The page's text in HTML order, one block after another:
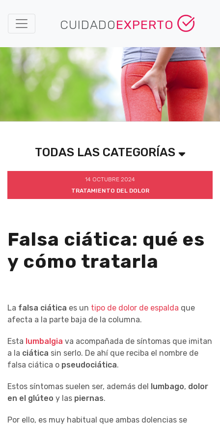
CUIDADOEXPERTO
TODAS LAS CATEGORÍAS
14 OCTUBRE 2024
TRATAMIENTO DEL DOLOR
Falsa ciática: qué es
y cómo tratarla
La falsa ciática es un tipo de dolor de espalda que
afecta a la parte baja de la columna.
Esta lumbalgia va acompañada de síntomas que imitan
a la ciática sin serlo. De ahí que reciba el nombre de
falsa ciática o pseudociática.
Estos síntomas suelen ser, además del lumbago, dolor
en el glúteo y las piernas.
Por ello, es muy habitual que ambas dolencias se